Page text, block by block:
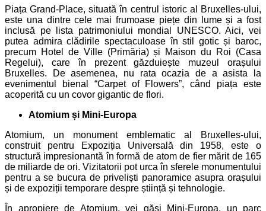
Piața Grand-Place, situată în centrul istoric al Bruxelles-ului,
este una dintre cele mai frumoase piețe din lume și a fost
inclusă pe lista patrimoniului mondial UNESCO. Aici, vei
putea admira clădirile spectaculoase în stil gotic și baroc,
precum Hotel de Ville (Primăria) și Maison du Roi (Casa
Regelui), care în prezent găzduiește muzeul orașului
Bruxelles. De asemenea, nu rata ocazia de a asista la
evenimentul bienal “Carpet of Flowers”, când piața este
acoperită cu un covor gigantic de flori.
Atomium și Mini-Europa
Atomium, un monument emblematic al Bruxelles-ului,
construit pentru Expoziția Universală din 1958, este o
structură impresionantă în formă de atom de fier mărit de 165
de miliarde de ori. Vizitatorii pot urca în sferele monumentului
pentru a se bucura de priveliști panoramice asupra orașului
și de expoziții temporare despre știință și tehnologie.
În apropiere de Atomium, vei găsi Mini-Europa, un parc